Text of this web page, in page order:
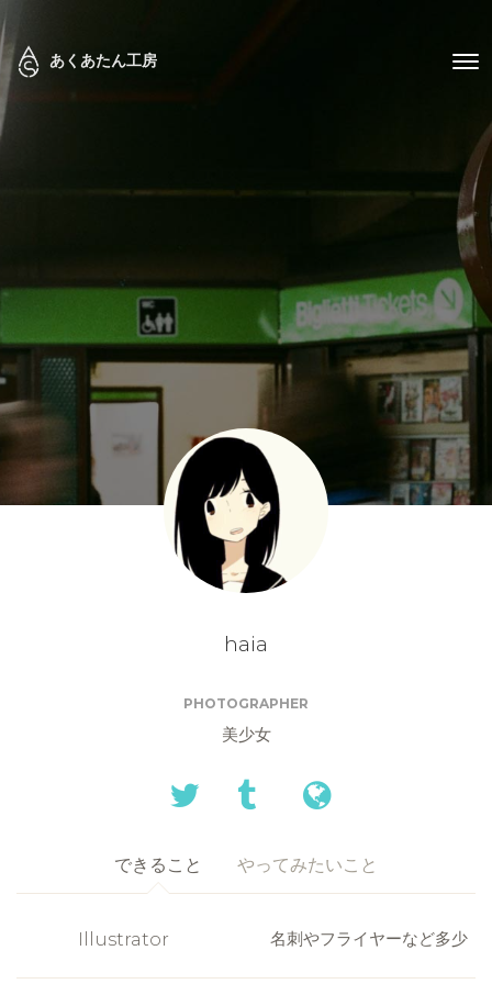
あくあたん工房
haia
PHOTOGRAPHER
美少女
できること やってみたいこと
Illustrator 名刺やフライヤーなど多少